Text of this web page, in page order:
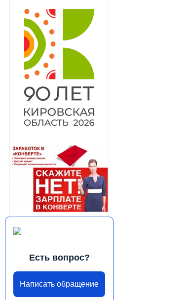
Есть вопрос?
Написать обращение